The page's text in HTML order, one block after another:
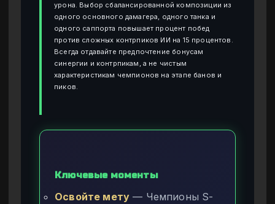
урона. Выбор сбалансированной композиции из
одного основного дамагера, одного танка и
одного саппорта повышает процент побед
против сложных контрпиков ИИ на 15 процентов.
Всегда отдавайте предпочтение бонусам
синергии и контрпикам, а не чистым
характеристикам чемпионов на этапе банов и
пиков.
Ключевые моменты
Освойте мету — Чемпионы S-